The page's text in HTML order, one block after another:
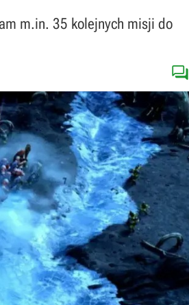
m.in. 35 kolejnych misji do
